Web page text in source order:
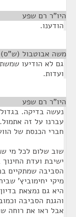
היו"ר רם שפע
הודענו.
משה אבוטבול (ש"ס)
ועדות.
היו"ר רם שפע
נעשה בדיקה.
עברנו על זה
חברי הכנסת של
שוב שלום לכל מי
ישיבת ועדת
הסביבה שמתקיים
מיקי יחימוביץ'
היא גם נמצאת
והגנת הסביבה
אבל ראו את רוחה